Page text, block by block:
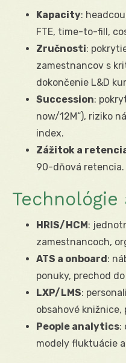
Kapacity:
FTE, time-to-fill,
Zručnosti:
zamestnancov s
dokončenie L&D
Succession:
now/12M“), riziko
index.
Zážitok a
90-dňová retencia.
HRIS/HCM:
zamestnancoch,
ATS a onboard:
ponuky, prechod do
LXP/LMS:
obsahové knižnice,
People analytics:
modely fluktuácie